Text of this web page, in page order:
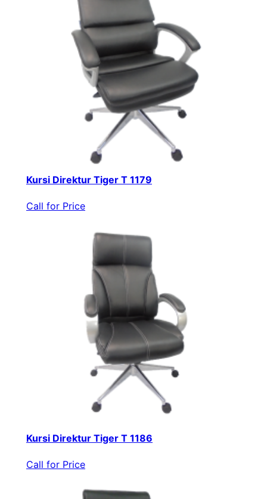
Kursi Direktur Tiger T 1179
Call for Price
Kursi Direktur Tiger T 1186
Call for Price